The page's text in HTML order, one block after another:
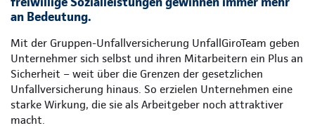
an Bedeutung.
Mit der Gruppen-Unfallversicherung UnfallGiroTeam geben
Unternehmer sich selbst und ihren Mitarbeitern ein Plus an
Sicherheit – weit über die Grenzen der gesetzlichen
Unfallversicherung hinaus. So erzielen Unternehmen eine
starke Wirkung, die sie als Arbeitgeber noch attraktiver
macht.